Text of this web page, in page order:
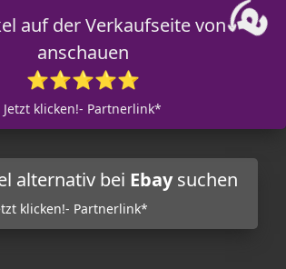
auf der Verkaufseite von
anschauen
⭐⭐⭐⭐⭐
Jetzt klicken!- Partnerlink*
alternativ bei Ebaysuchen
klicken!- Partnerlink*